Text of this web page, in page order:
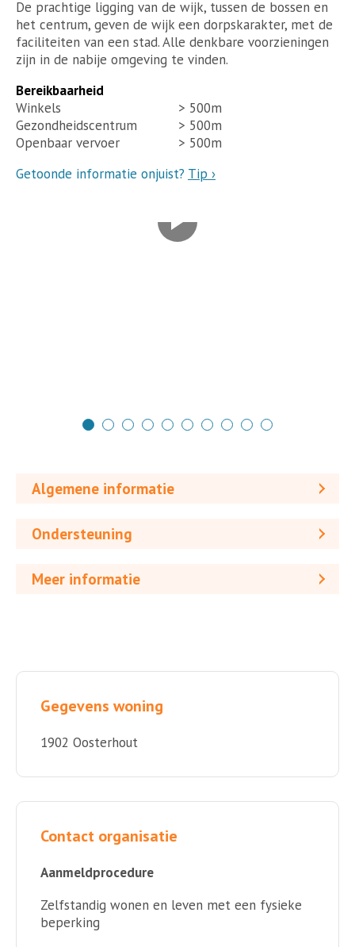
De prachtige ligging van de wijk, tussen de bossen en
het centrum, geven de wijk een dorpskarakter, met de
faciliteiten van een stad. Alle denkbare voorzieningen
zijn in de nabije omgeving te vinden.
Bereikbaarheid
Winkels
> 500m
Gezondheidscentrum
> 500m
Openbaar vervoer
> 500m
Getoonde informatie onjuist? Tip ›
Algemene informatie
Ondersteuning
Meer informatie
Gegevens woning
1902 Oosterhout
Contact organisatie
Aanmeldprocedure
Zelfstandig wonen en leven met een fysieke
beperking